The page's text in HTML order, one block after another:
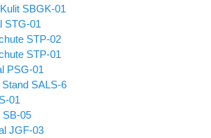
SBGK-01
STG-01
STP-02
STP-01
PSG-01
SALS-6
01
SB-05
JGF-03